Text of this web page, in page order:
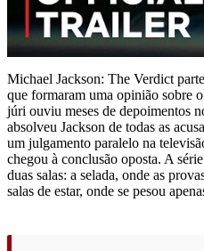
Michael Jackson: The Verdict
que formaram uma opinião sobre
júri ouviu meses de depoimentos
absolveu Jackson de todas as
um julgamento paralelo na
chegou à conclusão oposta. A
duas salas: a selada, onde as
salas de estar, onde se pesou